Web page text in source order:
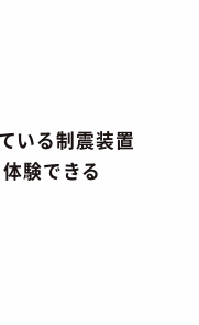
いる制震装置
体験できる